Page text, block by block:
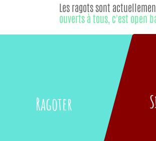
Ragoter
Les ragots sont
ouverts à tous, c'est open